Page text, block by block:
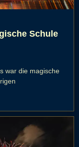
Schule
war die magische